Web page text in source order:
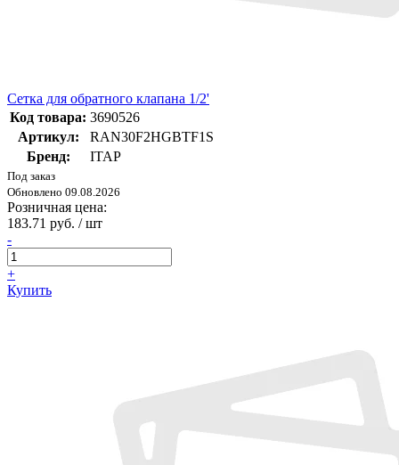
Сетка для обратного клапана 1/2'
Код товара: 3690526
Артикул:
RAN30F2HGBTF1S
Бренд:
ITAP
Под заказ
Обновлено 09.08.2026
Розничная цена:
183.71 руб. / шт
-
+
Купить